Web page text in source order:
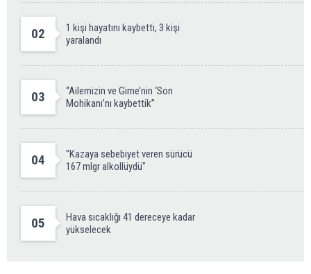
02
1 kişi hayatını kaybetti, 3 kişi
yaralandı
03
“Ailemizin ve Girne’nin ‘Son
Mohikanı’nı kaybettik”
04
"Kazaya sebebiyet veren sürücü
167 mlgr alkollüydü"
05
Hava sıcaklığı 41 dereceye kadar
yükselecek